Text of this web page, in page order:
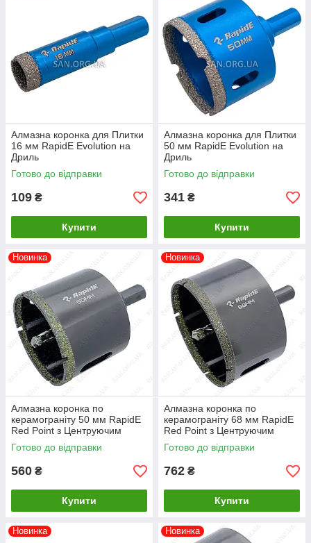
Алмазна коронка для Плитки
16 мм RapidE Evolution на
Дриль
Готово до відправки
109 ₴
Купити
Алмазна коронка для Плитки
50 мм RapidE Evolution на
Дриль
Готово до відправки
341 ₴
Купити
Новинка
Алмазна коронка по
керамограніту 50 мм RapidE
Red Point з Центруючим
свердлом на дриль
Готово до відправки
560 ₴
Купити
Новинка
Алмазна коронка по
керамограніту 68 мм RapidE
Red Point з Центруючим
свердлом на дриль
Готово до відправки
762 ₴
Купити
Новинка Новинка